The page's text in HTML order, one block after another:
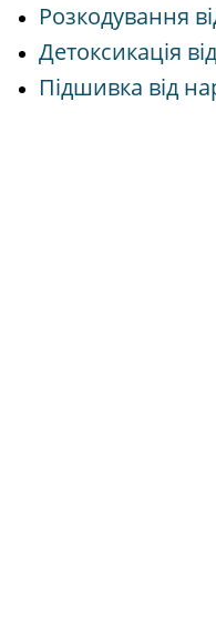
Розкодування
Детоксикація
Підшивка від